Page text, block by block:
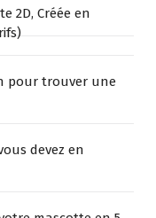
2D, Créée en
pour trouver une
devez en